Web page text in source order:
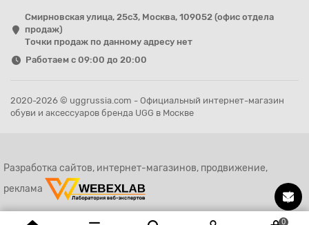
Смирновская улица, 25с3, Москва, 109052 (офис отдела
продаж)
Точки продаж по данному адресу нет
Работаем с 09:00 до 20:00
2020-2026 © uggrussia.com - Официальный интернет-магазин
обуви и аксессуаров бренда UGG в Москве
Разработка сайтов, интернет-магазинов, продвижение,
реклама
0